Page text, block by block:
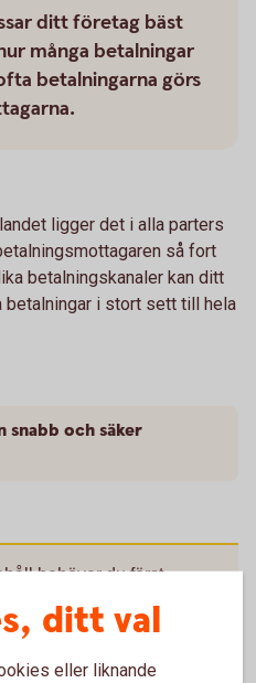
ditt företag bäst
många betalningar
betalningarna görs
ligger det i alla parters
så fort
betalningskanaler kan ditt
i stort sett till hela
och säker
behöver du först
ditt val
eller liknande